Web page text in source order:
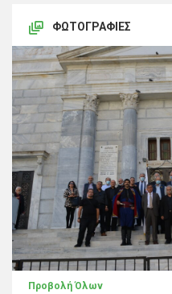
ΦΩΤΟΓΡΑΦΊΕΣ
Προβολή Όλων